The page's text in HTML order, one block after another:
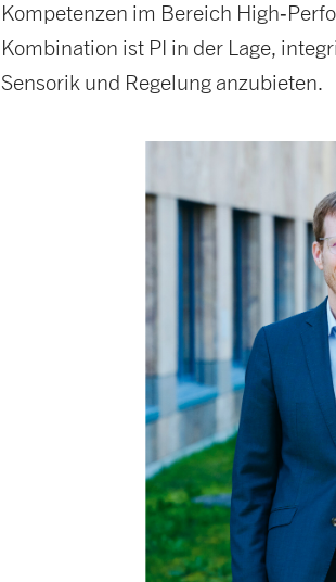
Kompetenzen im Bereich
Kombination ist PI in der Lage,
Sensorik und Regelung anzubieten.